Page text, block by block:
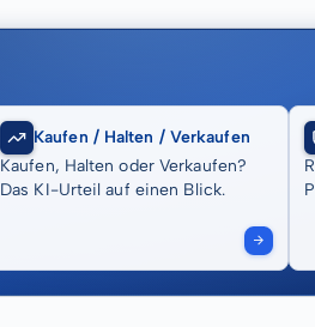
Kaufen / Halten / Verkaufen
Kaufen, Halten oder Verkaufen?
Das KI-Urteil auf einen Blick.